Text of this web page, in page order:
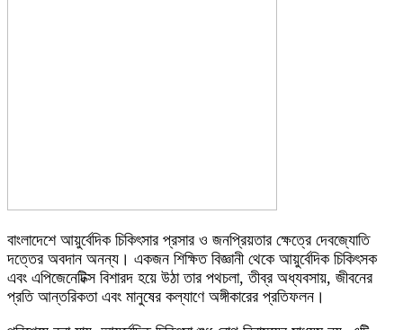
বাংলাদেশে আয়ুর্বেদিক চিকিৎসার প্রসার ও জনপ্রিয়তার ক্ষেত্রে দেবজ্যোতি
দত্তের অবদান অনন্য। একজন শিক্ষিত বিজ্ঞানী থেকে আয়ুর্বেদিক চিকিৎসক
এবং এপিজেনেটিক্স বিশারদ হয়ে উঠা তার পথচলা, তীব্র অধ্যবসায়, জীবনের
প্রতি আন্তরিকতা এবং মানুষের কল্যাণে অঙ্গীকারের প্রতিফলন।